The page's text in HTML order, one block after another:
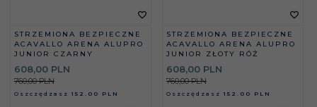
STRZEMIONA BEZPIECZNE
ACAVALLO ARENA ALUPRO
JUNIOR CZARNY
608,00 PLN
760,00 PLN
Oszczędzasz 152.00 PLN
STRZEMIONA BEZPIECZNE
ACAVALLO ARENA ALUPRO
JUNIOR ZŁOTY RÓŻ
608,00 PLN
760,00 PLN
Oszczędzasz 152.00 PLN